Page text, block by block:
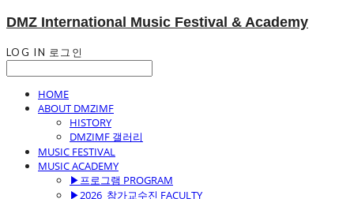
DMZ International Music Festival & Academy
LOG IN 로그인
HOME
ABOUT DMZIMF
HISTORY
DMZIMF 갤러리
MUSIC FESTIVAL
MUSIC ACADEMY
▶프로그램 PROGRAM
▶2026_참가교수진 FACULTY